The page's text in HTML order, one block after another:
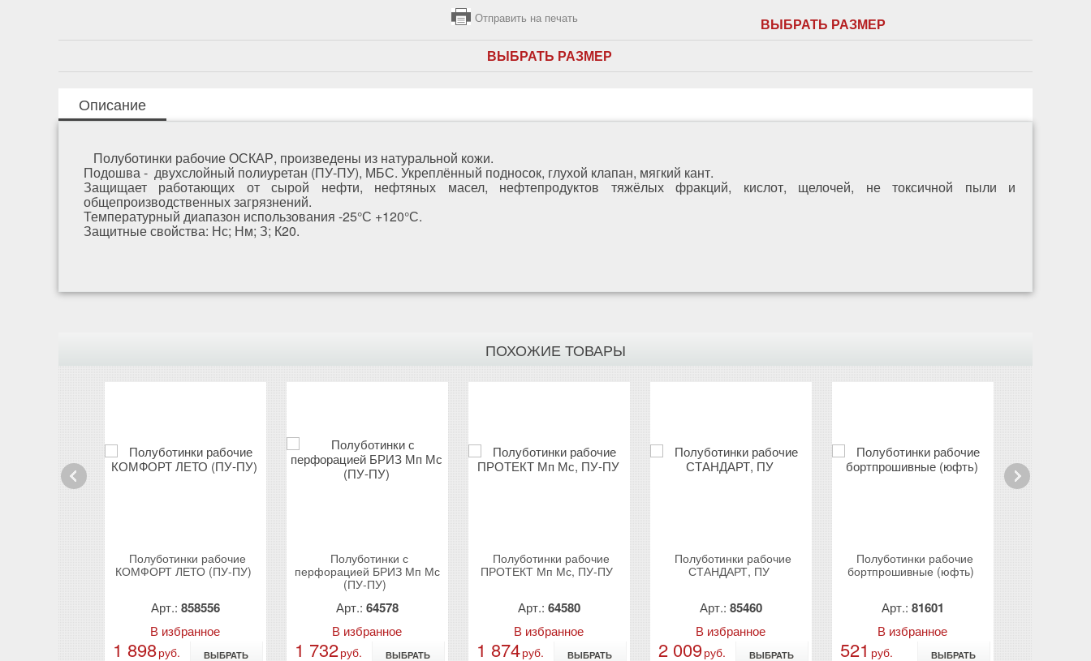
Отправить на печать
ВЫБРАТЬ РАЗМЕР
ВЫБРАТЬ РАЗМЕР
Описание
Полуботинки рабочие ОСКАР, произведены из натуральной кожи.
Подошва - двухслойный полиуретан (ПУ-ПУ), МБС. Укреплённый подносок, глухой клапан, мягкий кант.
Защищает работающих от сырой нефти, нефтяных масел, нефтепродуктов тяжёлых фракций, кислот, щелочей, не токсичной пыли и
общепроизводственных загрязнений.
Температурный диапазон использования -25°С +120°С.
Защитные свойства: Нс; Нм; З; К20.
ПОХОЖИЕ ТОВАРЫ
Полуботинки рабочие
КОМФОРТ ЛЕТО (ПУ-ПУ)
Арт.: 858556
В избранное
1 898руб. ВЫБРАТЬ
Полуботинки с
перфорацией БРИЗ Мп Мс
(ПУ-ПУ)
Арт.: 64578
В избранное
1 732руб. ВЫБРАТЬ
Полуботинки рабочие
ПРОТЕКТ Мп Мс, ПУ-ПУ
Арт.: 64580
В избранное
1 874руб. ВЫБРАТЬ
Полуботинки рабочие
СТАНДАРТ, ПУ
Арт.: 85460
В избранное
2 009руб. ВЫБРАТЬ
Полуботинки рабочие
бортпрошивные (юфть)
Арт.: 81601
В избранное
521 руб. ВЫБРАТЬ